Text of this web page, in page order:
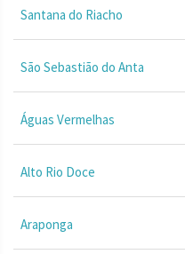
Santana do Riacho
São Sebastião do Anta
Águas Vermelhas
Alto Rio Doce
Araponga